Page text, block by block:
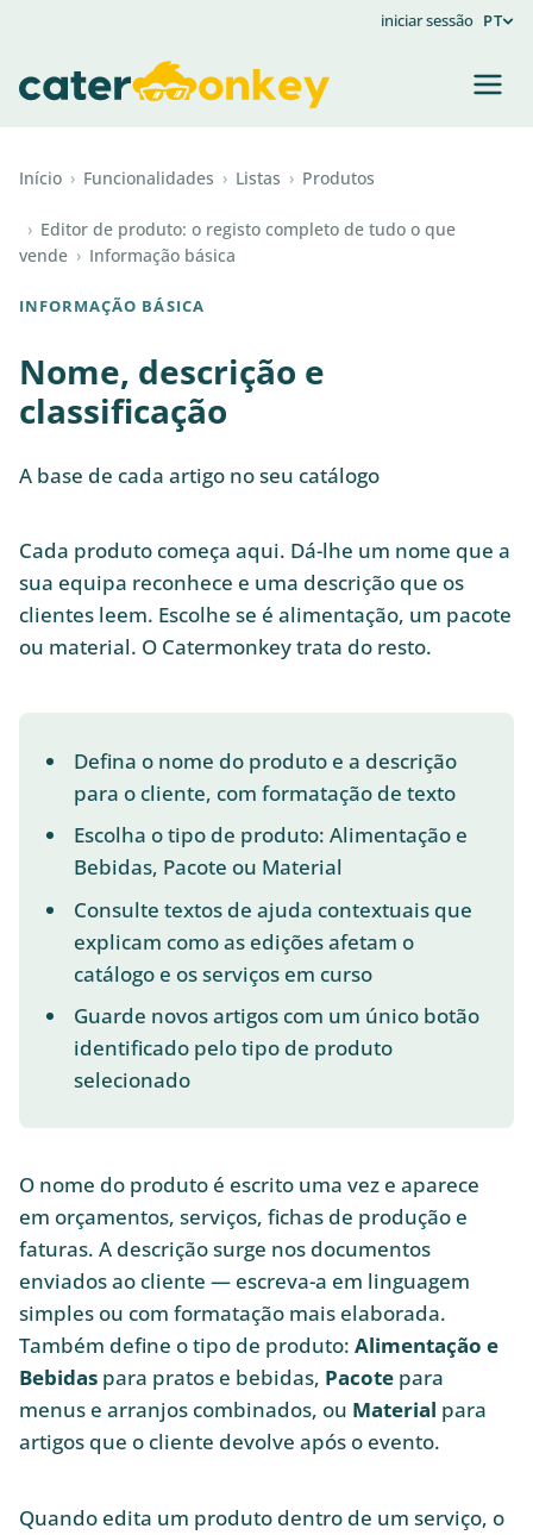
iniciar sessão PT
Início › Funcionalidades › Listas › Produtos
› Editor de produto: o registo completo de tudo o que
vende › Informação básica
INFORMAÇÃO BÁSICA
Nome, descrição e
classificação
A base de cada artigo no seu catálogo
Cada produto começa aqui. Dá-lhe um nome que a
sua equipa reconhece e uma descrição que os
clientes leem. Escolhe se é alimentação, um pacote
ou material. O Catermonkey trata do resto.
Defina o nome do produto e a descrição
para o cliente, com formatação de texto
Escolha o tipo de produto: Alimentação e
Bebidas, Pacote ou Material
Consulte textos de ajuda contextuais que
explicam como as edições afetam o
catálogo e os serviços em curso
Guarde novos artigos com um único botão
identificado pelo tipo de produto
selecionado
O nome do produto é escrito uma vez e aparece
em orçamentos, serviços, fichas de produção e
faturas. A descrição surge nos documentos
enviados ao cliente — escreva-a em linguagem
simples ou com formatação mais elaborada.
Também define o tipo de produto: Alimentação e
Bebidas para pratos e bebidas, Pacote para
menus e arranjos combinados, ou Material para
artigos que o cliente devolve após o evento.
Quando edita um produto dentro de um serviço, o